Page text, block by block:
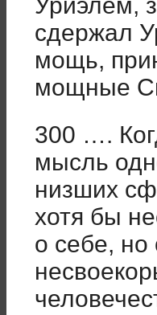
сдержал
мощь,
мощные
300 ….
мысль
низших
хотя бы
о себе,